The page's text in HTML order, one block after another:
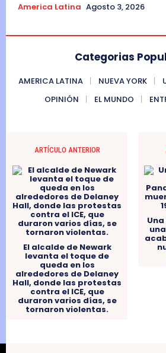
America Latina Agosto 3, 2026
Categorias
AMERICA LATINA NUEVA YORK
OPINIÓN
EL MUNDO
ARTÍCULO ANTERIOR
El alcalde de Newark
levanta el toque de
queda en los
alrededores de Delaney
Hall, donde las protestas
contra el ICE, que
duraron varios días, se
tornaron violentas.